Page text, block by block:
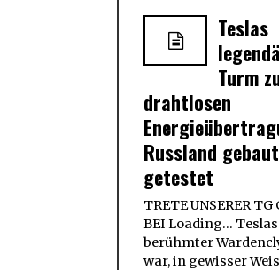
Teslas
Turm
drahtlosen
Russland
getestet
TRETE UNSERER TG
BEI Loading... Teslas
berühmter
war, in gewisser